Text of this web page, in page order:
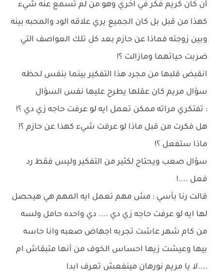
أن كان كريم فكر في اخري وهو من لم تسمع عنه شيء
كهذا من قبل بل كان الجميع يري علاقه الود والمحبه بينه
وبين زوجته فماذا عن حازم بعد كل تلك العواصف التي
ضربت حياتهما ومازالت ؟!
انقبض قلبها من مجرد هذا التفكير بينما بنفس لحظه
سؤال مريم كان عقلها يطرح عليها نفس السؤال
: تفتكري مراته ممكن تعمل ايه لو عرفت حاجه زي دي ؟!
هل فكرت من قبل ماذا لو عرفت شيء كهذا عن حازم ؟!
ماذا ستفعل ؟!
سؤال صعب ويحتاج لكثير من التفكير وليس فقط رد
فعل ....!
قالت رنا بأسي : مش مهم تعمل ايه المهم هي هيحصل
لها ايه لو عرفت حاجه زي دي .... دي واحده حامل ولسه
من كام شهر عاشت تجربه اجهاض صعبه وانا حاسه
بيها وعيشت زيها احساس الخوف من أنها متبقاش ام
....لا يا مريم نورهان مينفعش تعرف ابدا